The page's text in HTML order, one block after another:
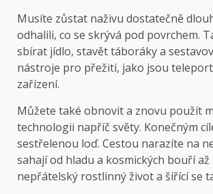
Musíte zůstat naživu dostatečně
odhalili, co se skrývá pod povrchem.
sbírat jídlo, stavět táboráky a
nástroje pro přežití, jako jsou
zařízení.
Můžete také obnovit a znovu použít
technologii napříč světy. Konečným
sestřelenou loď. Cestou narazíte na
sahají od hladu a kosmických bouří až
nepřátelský rostlinný život a šířící se